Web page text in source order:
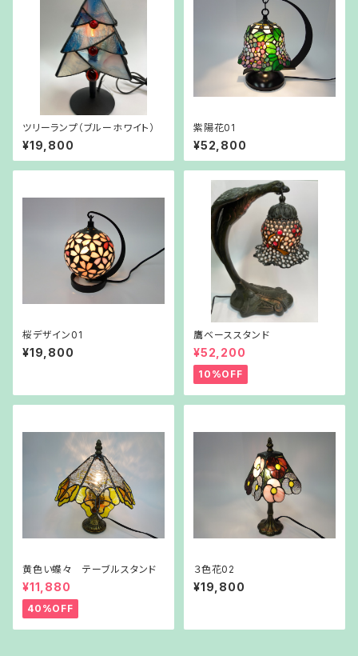
ツリーランプ（ブルーホワイト）
¥19,800
紫陽花01
¥52,800
桜デザイン01
¥19,800
鷹ベーススタンド
¥52,200
10%OFF
黄色い蝶々 テーブルスタンド
¥11,880
40%OFF
３色花02
¥19,800